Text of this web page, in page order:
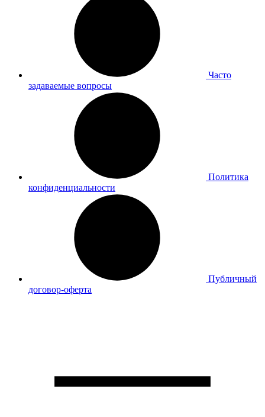
Часто
задаваемые вопросы
Политика
конфиденциальности
Публичный
договор-оферта